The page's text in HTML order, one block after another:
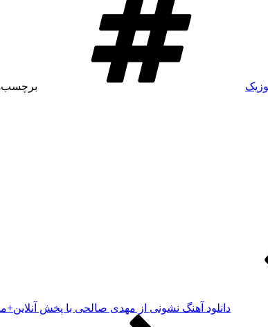
دانلود آهنگ نشونی از مهدی صالحی با پخش